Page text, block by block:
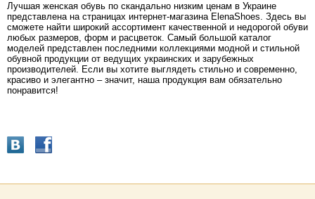
Лучшая женская обувь по скандально низким ценам в Украине
представлена на страницах интернет-магазина ElenaShoes. Здесь вы
сможете найти широкий ассортимент качественной и недорогой обуви
любых размеров, форм и расцветок. Самый большой каталог
моделей представлен последними коллекциями модной и стильной
обувной продукции от ведущих украинских и зарубежных
производителей. Если вы хотите выглядеть стильно и современно,
красиво и элегантно – значит, наша продукция вам обязательно
понравится!